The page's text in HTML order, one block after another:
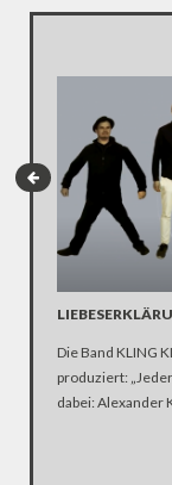
Die Band KLING
produziert:
dabei: Alexander